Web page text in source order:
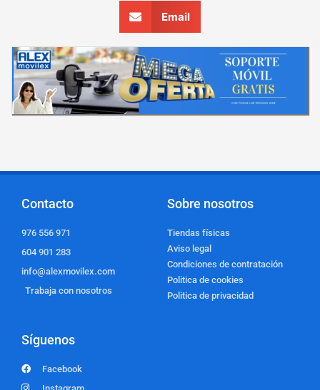
Email
Contacto
976 556 971
604 901 283
info@alexmovilex.com
Trabaja con nosotros
Sobre nosotros
Tiendas físicas
Aviso legal
Condiciones de contratación
Politica de cookies
Politica de privacidad
Síguenos
Facebook